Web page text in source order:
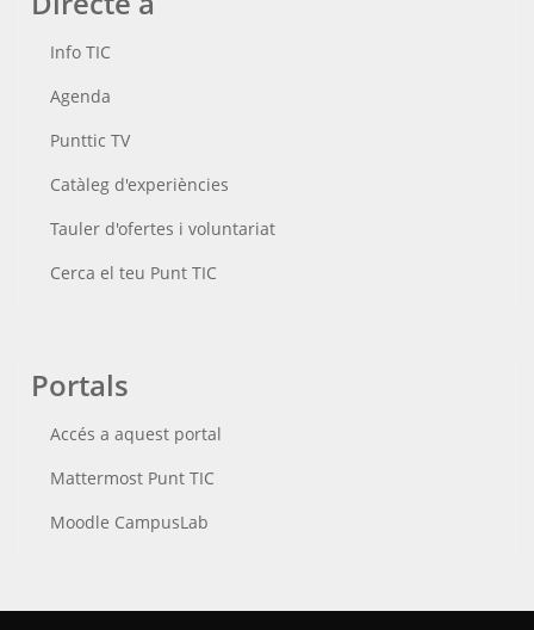
Info TIC
Agenda
Punttic TV
Catàleg d'experiències
Tauler d'ofertes i voluntariat
Cerca el teu Punt TIC
Portals
Accés a aquest portal
Mattermost Punt TIC
Moodle CampusLab